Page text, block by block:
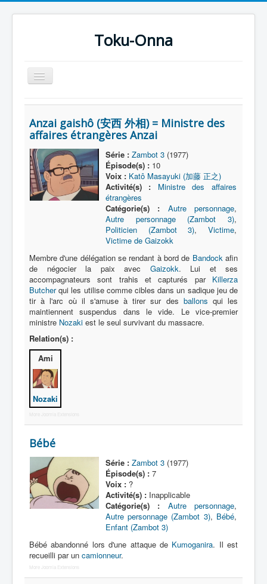
Toku-Onna
Basculer
la
Accueil
Toku-Actrices
Toku-Critiques
Séries
Films
Lexique
Muteki chôjin Zambot 3 (無敵 超人
ザンボット 3) = Surhomme
invincible Zambot 3
Série
Personnages
Véhicules
Robots
Lieux
Épisodes
Chronologie
Références
Jin Family
Anzai gaishô (安西 外相) = Ministre des
affaires étrangères Anzai
Série : Zambot 3(1977)
Épisode(s) :10
Voix : Katô Masayuki (加藤 正之)
Activité(s) :
Ministre des affaires
étrangères
Catégorie(s) :
Autre personnage,
Autre personnage (Zambot 3),
Politicien (Zambot 3), Victime,
Victime de Gaizokk
Membre d'une délégation se rendant à bord de Bandockafin
de négocier la paix avec Gaizokk. Lui et ses
accompagnateurs sont trahis et capturés par Killerza
Butcherqui les utilise comme cibles dans un sadique jeu de
tir à l'arc où il s'amuse à tirer sur des ballons qui les
maintiennent suspendus dans le vide. Le vice-premier
ministre Nozaki est le seul survivant du massacre.
Relation(s) :
Ami
Nozaki
More Joomla Extensions
Bébé
Série : Zambot 3(1977)
Épisode(s) :7
Voix :?
Activité(s) :Inapplicable
Catégorie(s) :
Autre personnage,
Autre personnage (Zambot 3), Bébé,
Enfant (Zambot 3)
Bébé abandonné lors d'une attaque de Kumoganira. Il est
recueilli par un camionneur.
More Joomla Extensions